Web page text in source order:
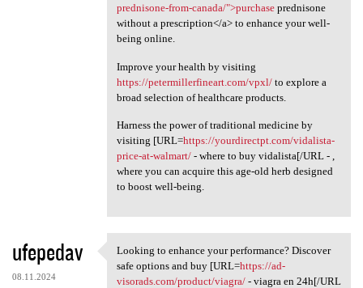
prednisone-from-canada/">purchaseprednisone
without a prescription</a> to enhance your well-
being online.
Improve your health by visiting
https://petermillerfineart.com/vpxl/to explore a
broad selection of healthcare products.
Harness the power of traditional medicine by
visiting [URL=https://yourdirectpt.com/vidalista-
price-at-walmart/- where to buy vidalista[/URL - ,
where you can acquire this age-old herb designed
to boost well-being.
ufepedav
08.11.2024
Looking to enhance your
Looking to enhance your performance? Discover
safe options and buy [URL=https://ad-
visorads.com/product/viagra/- viagra en 24h[/URL